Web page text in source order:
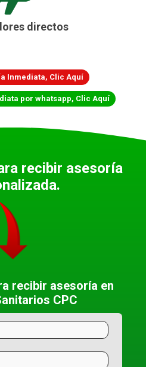
directos
Inmediata, Clic Aquí
por whatsapp, Clic Aquí
recibir asesoría
recibir asesoría en
CPC